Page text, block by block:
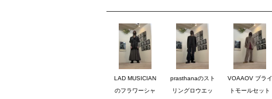
LAD MUSICIAN
のフラワーシャ
prasthanaのスト
リングロウエッ
VOAAOV ブライ
トモールセット